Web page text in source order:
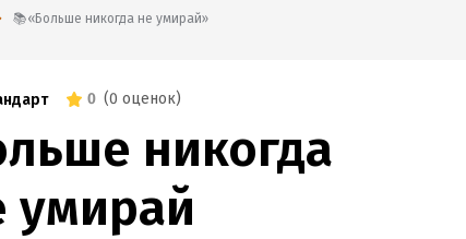
📚«Больше никогда не умирай»
0 (0 оценок)
никогда
умирай